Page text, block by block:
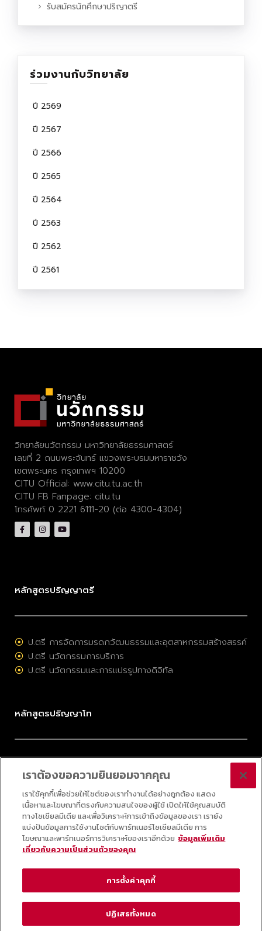
รับสมัครนักศึกษาปริญาตรี
ร่วมงานกับวิทยาลัย
ปี 2569
ปี 2567
ปี 2566
ปี 2565
ปี 2564
ปี 2563
ปี 2562
ปี 2561
วิทยาลัยนวัตกรรม มหาวิทยาลัยธรรมศาสตร์
เลขที่ 2 ถนนพระจันทร์ แขวงพระบรมมหาราชวัง
เขตพระนคร กรุงเทพฯ 10200
CITU Official: www.citu.tu.ac.th
CITU FB Fanpage: citu.tu
โทรศัพท์ 0 2221 6111-20 (ต่อ 4300-4304)
หลักสูตรปริญญาตรี
ป.ตรี การจัดการมรดกวัฒนธรรมและอุตสาหกรรมสร้างสรรค์
ป.ตรี นวัตกรรมการบริการ
ป.ตรี นวัตกรรมและการแปรรูปทางดิจิทัล
หลักสูตรปริญญาโท
ป.โท การจัดการมรดกวัฒนธรรมและอุตสาหกรรมสร้างสรรค์
ป.โท การบริหารนวัตกรรมและเทคโนโลยี
ป.โท กลยุทธ์ดิจิทัล
ป.โท ออนไลน์ วิทยาศาสตร์ข้อมูลประยุกต์
© 2025 COLLEGE OF INNOVATION, THAMMASAT UNIVERSITY ALL RIGHTS
RESERVED
ช่องทางการรับข่าวสาร
เราต้องขอความยินยอมจากคุณ
เราใช้คุกกี้เพื่อช่วยให้ไซต์ของเราทำงานได้อย่างถูกต้อง แสดง
เนื้อหาและโฆษณาที่ตรงกับความสนใจของผู้ใช้ เปิดให้ใช้คุณสมบัติ
ทางโซเชียลมีเดีย และเพื่อวิเคราะห์การเข้าถึงข้อมูลของเรา เรายัง
แบ่งปันข้อมูลการใช้งานไซต์กับพาร์ทเนอร์โซเชียลมีเดีย การ
โฆษณาและพาร์ทเนอร์การวิเคราะห์ของเราอีกด้วย ข้อมูลเพิ่มเติม
เกี่ยวกับความเป็นส่วนตัวของคุณ
การตั้งค่าคุกกี้
ปฏิเสธทั้งหมด